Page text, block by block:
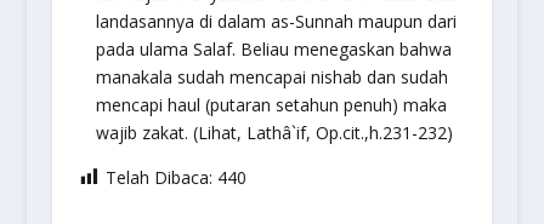
landasannya di dalam as-Sunnah maupun dari
pada ulama Salaf. Beliau menegaskan bahwa
manakala sudah mencapai nishab dan sudah
mencapi haul (putaran setahun penuh) maka
wajib zakat. (Lihat, Lathâ`if, Op.cit.,h.231-232)
Telah Dibaca: 440